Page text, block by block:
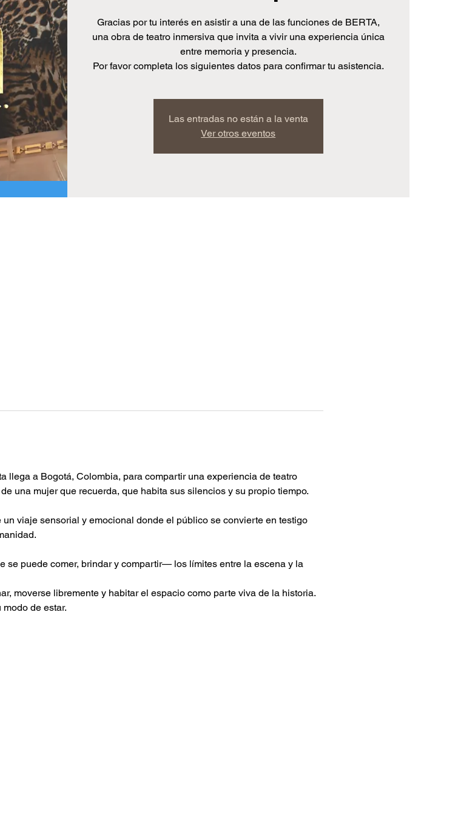
Gracias por tu interés en asistir a una de las funciones de BERTA,
una obra de teatro inmersiva que invita a vivir una experiencia única
entre memoria y presencia.
Por favor completa los siguientes datos para confirmar tu asistencia.
Las entradas no están a la venta
Ver otros eventos
llega a Bogotá, Colombia, para compartir una experiencia de teatro
una mujer que recuerda, que habita sus silencios y su propio tiempo.
viaje sensorial y emocional donde el público se convierte en testigo
puede comer, brindar y compartir— los límites entre la escena y la
moverse libremente y habitar el espacio como parte viva de la historia.
de estar.